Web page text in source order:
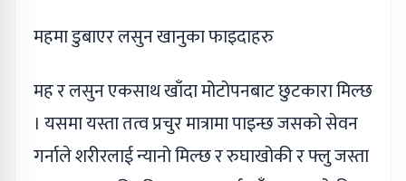
महमा डुबाएर लसुन खानुका फाइदाहरु
मह र लसुन एकसाथ खाँदा मोटोपनबाट छुटकारा मिल्छ
। यसमा यस्ता तत्व प्रचुर मात्रामा पाइन्छ जसको सेवन
गर्नाले शरीरलाई न्यानो मिल्छ र रुघाखोकी र फ्लु जस्ता